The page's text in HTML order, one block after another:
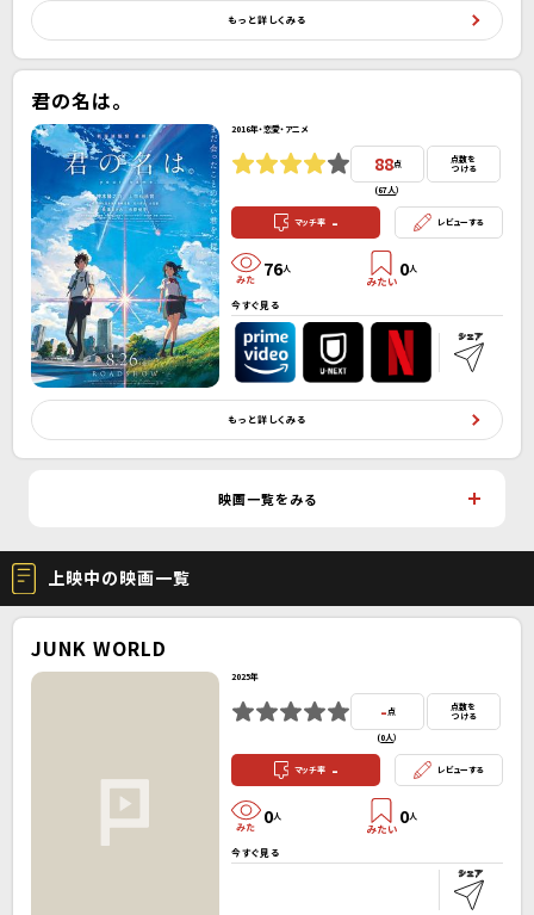
もっと詳しくみる
君の名は。
2016年・恋愛・アニメ
88点
(67人）
点数を
つける
マッチ率 - レビューする
76人 0人
今すぐ見る
もっと詳しくみる
映画一覧をみる
上映中の映画一覧
JUNK WORLD
2025年
-点
(0人）
点数を
つける
マッチ率 - レビューする
0人 0人
今すぐ見る